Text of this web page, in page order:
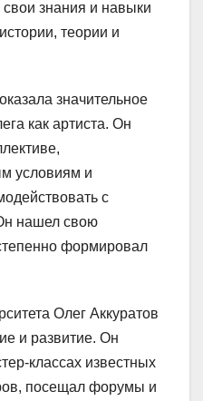
знания и навыки
теории и
значительное
как артиста. Он
условиям и
с
нашел свою
формировал
Олег Аккуратов
и развитие. Он
классах известных
посещал форумы и